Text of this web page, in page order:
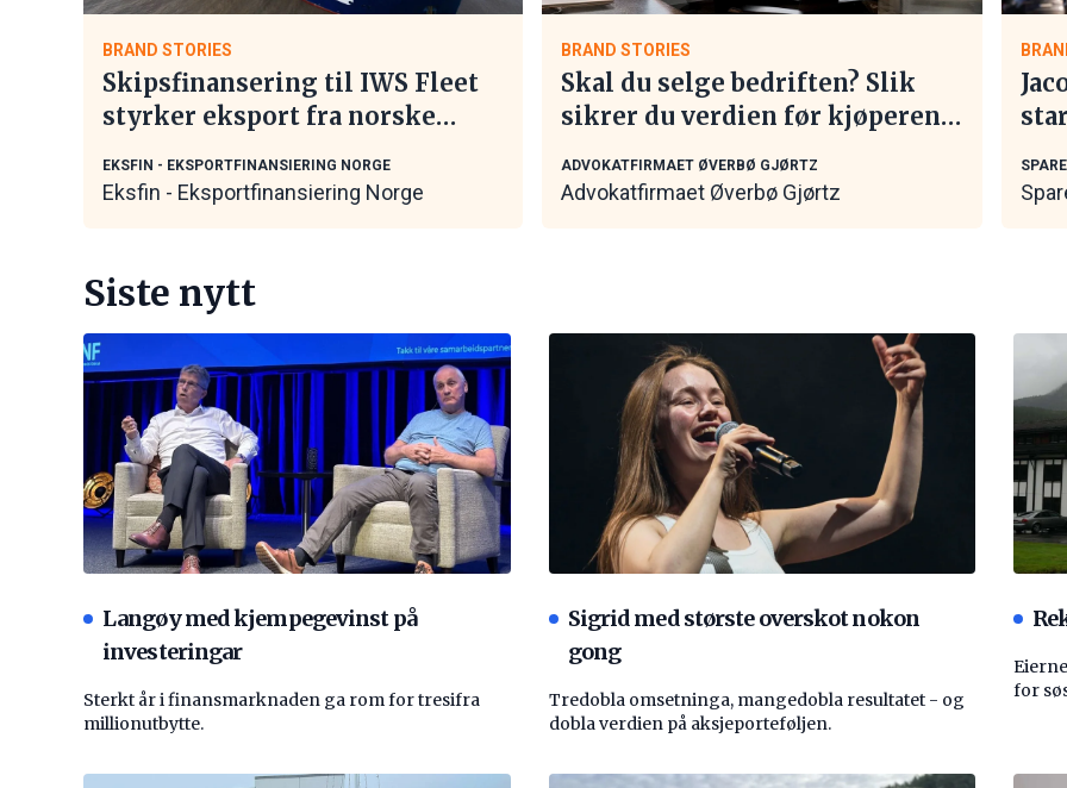
BRAND STORIES
Skipsfinansering til IWS Fleet
styrker eksport fra norske
EKSFIN - EKSPORTFINANSIERING NORGE
Eksfin - Eksportfinansiering Norge
BRAND STORIES
Skal du selge bedriften? Slik
sikrer du verdien før kjøperen
ADVOKATFIRMAET ØVERBØ GJØRTZ
Advokatfirmaet Øverbø Gjørtz
Siste nytt
Langøy med kjempegevinst på
investeringar
Sterkt år i finansmarknaden ga rom for tresifra
millionutbytte.
Sigrid med største overskot nokon
gong
Tredobla omsetninga, mangedobla resultatet - og
dobla verdien på aksjeporteføljen.
for